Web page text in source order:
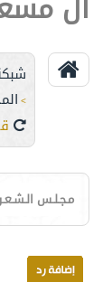
>
مـجـلـس